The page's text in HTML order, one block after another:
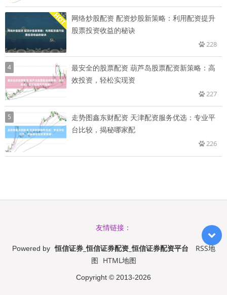
网络炒股配资 配资炒股新策略：利用配资提升
股票投资收益的秘诀
228
4
最安全的股票配资 葫芦岛股票配资新策略：高
效投资，轻松实现资
227
5
走势图鑫东财配资 天津配资服务优选：专业平
台比较，揭秘哪家配
226
友情链接：
Powered by 恒信证券_恒信证券配资_恒信证券配资平台
RSS地
图 HTML地图
Copyright © 2013-2026